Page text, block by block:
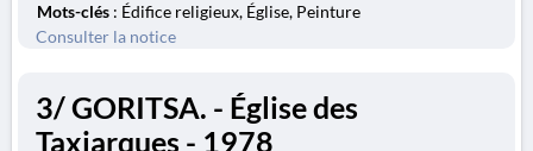
Mots-clés : Édifice religieux, Église, Peinture
Consulter la notice
3/ GORITSA. - Église des
Taxiarques - 1978